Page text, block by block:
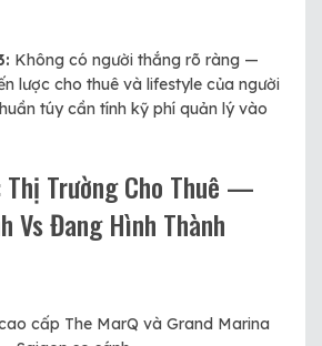
Không có người thắng rõ ràng —
lược cho thuê và lifestyle của người
túy cần tính kỹ phí quản lý vào
Thị Trường Cho Thuê —
Vs Đang Hình Thành
cấp The MarQ và Grand Marina